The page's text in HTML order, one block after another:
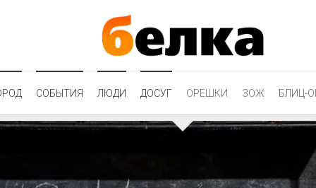
СОБЫТИЯ ЛЮДИ ДОСУГ ОРЕШКИ ЗОЖ БЛИЦ-